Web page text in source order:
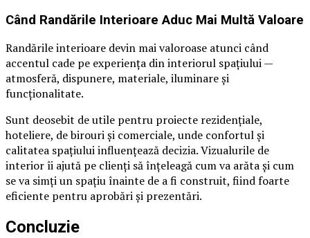
Când Randările Interioare Aduc Mai Multă Valoare
Randările interioare devin mai valoroase atunci când
accentul cade pe experiența din interiorul spațiului —
atmosferă, dispunere, materiale, iluminare și
funcționalitate.
Sunt deosebit de utile pentru proiecte rezidențiale,
hoteliere, de birouri și comerciale, unde confortul și
calitatea spațiului influențează decizia. Vizualurile de
interior îi ajută pe clienți să înțeleagă cum va arăta și cum
se va simți un spațiu înainte de a fi construit, fiind foarte
eficiente pentru aprobări și prezentări.
Concluzie